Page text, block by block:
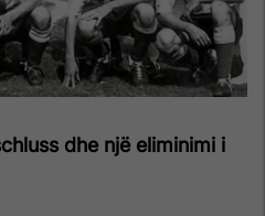
dhe një eliminimi i